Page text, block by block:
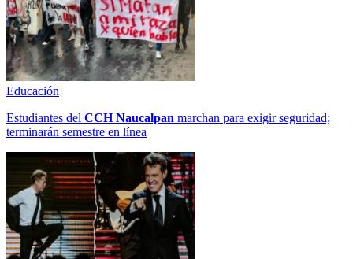
Educación
Estudiantes del CCH Naucalpan marchan para exigir seguridad;
terminarán semestre en línea